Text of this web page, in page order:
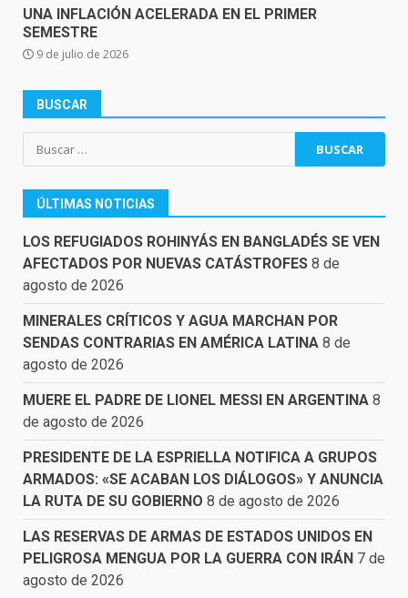
UNA INFLACIÓN ACELERADA EN EL PRIMER
SEMESTRE
9 de julio de 2026
BUSCAR
Buscar:
ÚLTIMAS NOTICIAS
LOS REFUGIADOS ROHINYÁS EN BANGLADÉS SE VEN
AFECTADOS POR NUEVAS CATÁSTROFES 8 de
agosto de 2026
MINERALES CRÍTICOS Y AGUA MARCHAN POR
SENDAS CONTRARIAS EN AMÉRICA LATINA 8 de
agosto de 2026
MUERE EL PADRE DE LIONEL MESSI EN ARGENTINA 8
de agosto de 2026
PRESIDENTE DE LA ESPRIELLA NOTIFICA A GRUPOS
ARMADOS: «SE ACABAN LOS DIÁLOGOS» Y ANUNCIA
LA RUTA DE SU GOBIERNO 8 de agosto de 2026
LAS RESERVAS DE ARMAS DE ESTADOS UNIDOS EN
PELIGROSA MENGUA POR LA GUERRA CON IRÁN 7 de
agosto de 2026